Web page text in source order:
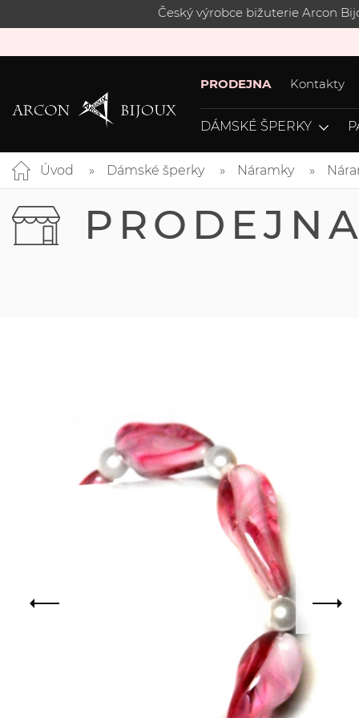
Český výrobce bižuterie Arcon
PRODEJNA Kontakty
DÁMSKÉ ŠPERKY
Úvod Dámské šperky Náramky